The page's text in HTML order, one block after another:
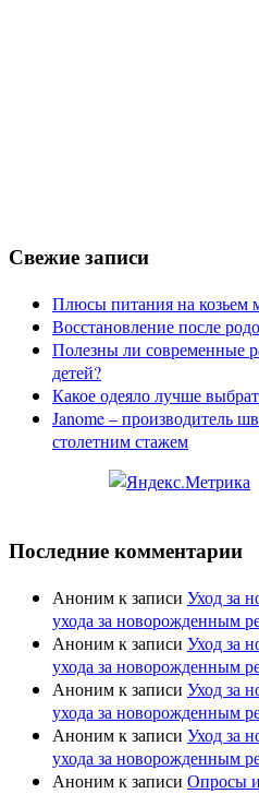
Свежие записи
Плюсы питания на козьем
Восстановление после
Полезны ли современные
детей?
Какое одеяло лучше
Janome – производитель
столетним стажем
Последние комментарии
Анонимк записи Уход за
ухода за новорожденным
Анонимк записи Уход за
ухода за новорожденным
Анонимк записи Уход за
ухода за новорожденным
Анонимк записи Уход за
ухода за новорожденным
Анонимк записи Опросы